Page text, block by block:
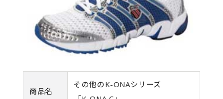
商品名
その他のK-ONAシリーズ